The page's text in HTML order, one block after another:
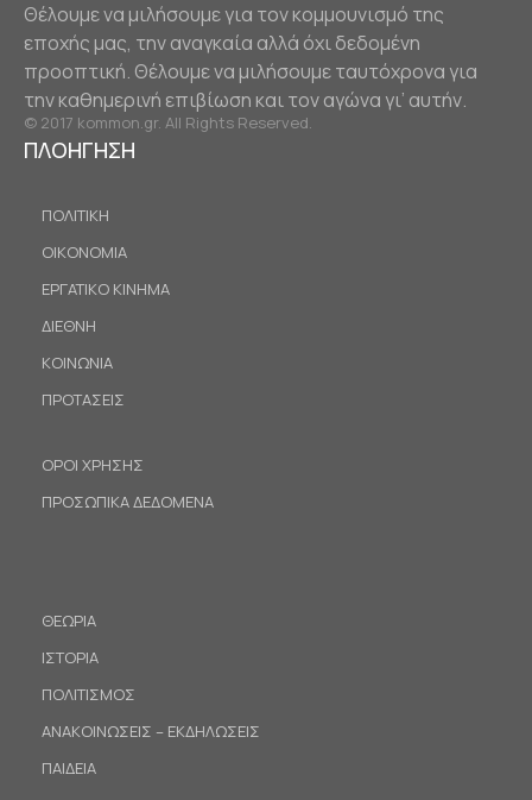
Θέλουμε να μιλήσουμε για τον κομμουνισμό της
εποχής μας, την αναγκαία αλλά όχι δεδομένη
προοπτική. Θέλουμε να μιλήσουμε ταυτόχρονα για
την καθημερινή επιβίωση και τον αγώνα γι’ αυτήν.
© 2017 kommon.gr. All Rights Reserved.
ΠΛΟΗΓΗΣΗ
ΠΟΛΙΤΙΚΗ
ΟΙΚΟΝΟΜΙΑ
ΕΡΓΑΤΙΚΟ ΚΙΝΗΜΑ
ΔΙΕΘΝΗ
ΚΟΙΝΩΝΙΑ
ΠΡΟΤΑΣΕΙΣ
ΟΡΟΙ ΧΡΗΣΗΣ
ΠΡΟΣΩΠΙΚΑ ΔΕΔΟΜΕΝΑ
ΘΕΩΡΙΑ
ΙΣΤΟΡΙΑ
ΠΟΛΙΤΙΣΜΟΣ
ΑΝΑΚΟΙΝΩΣΕΙΣ – ΕΚΔΗΛΩΣΕΙΣ
ΠΑΙΔΕΙΑ